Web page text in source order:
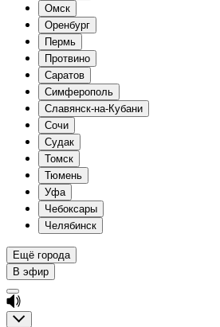
Омск
Оренбург
Пермь
Протвино
Саратов
Симферополь
Славянск-на-Кубани
Сочи
Судак
Томск
Тюмень
Уфа
Чебоксары
Челябинск
Ещё города
В эфир